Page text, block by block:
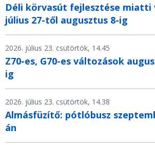
Déli körvasút fejlesztése miatti
július 27-től augusztus 8-ig
2026. július 23. csütörtök, 14.45
Z70-es, G70-es változások
ig
2026. július 23. csütörtök, 14.38
Almásfüzítő: pótlóbusz
án